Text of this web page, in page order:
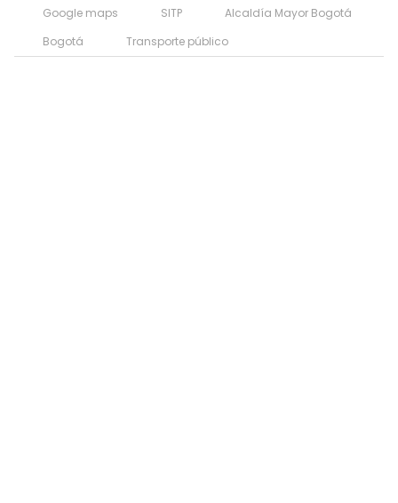
Google maps SITP
Alcaldía Mayor Bogotá
Bogotá
Transporte público